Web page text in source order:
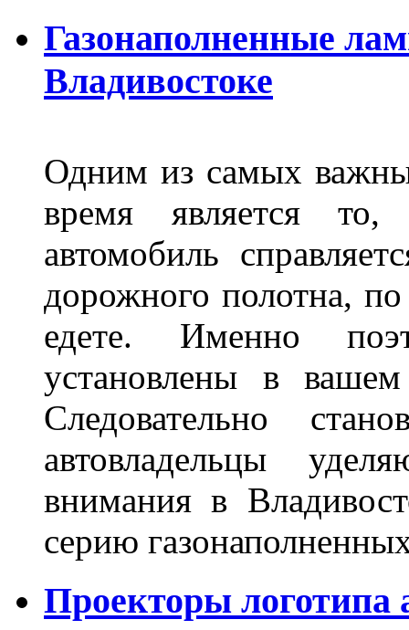
Газонаполненные
Владивостоке
Одним из самых
время является то,
автомобиль
дорожного полотна,
едете. Именно
установлены в
Следовательно
автовладельцы
внимания в
серию
Проекторы логотипа